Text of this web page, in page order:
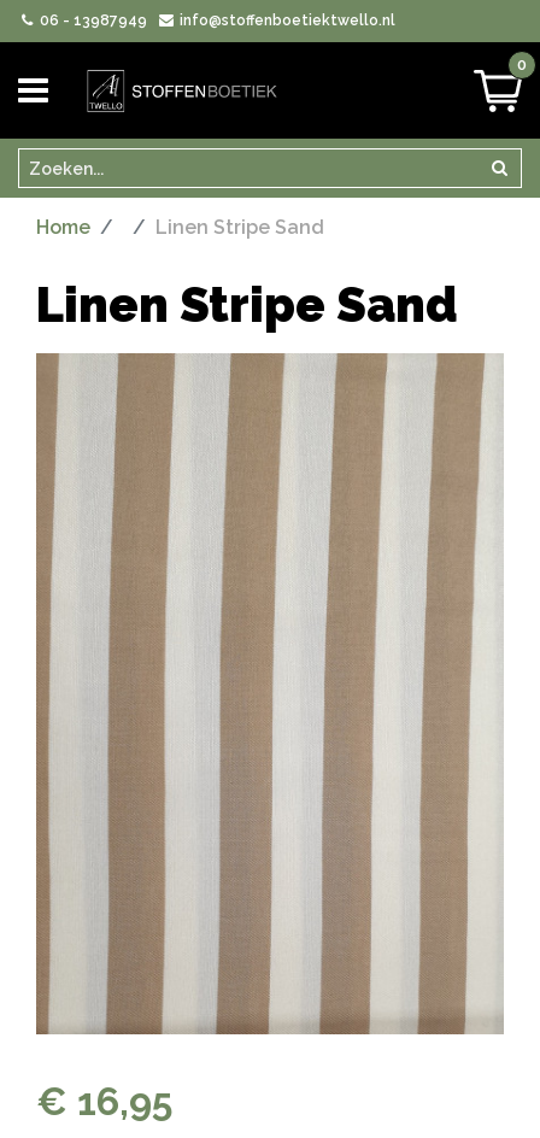
06 - 13987949 info@stoffenboetiektwello.nl
0
Zoeken
Home Linen Stripe Sand
Linen Stripe Sand
€ 16,95